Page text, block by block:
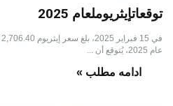
توقعاتإيثريوملعام 2025
عام 2025، يُتوقع أن ...
ادامه مطلب »